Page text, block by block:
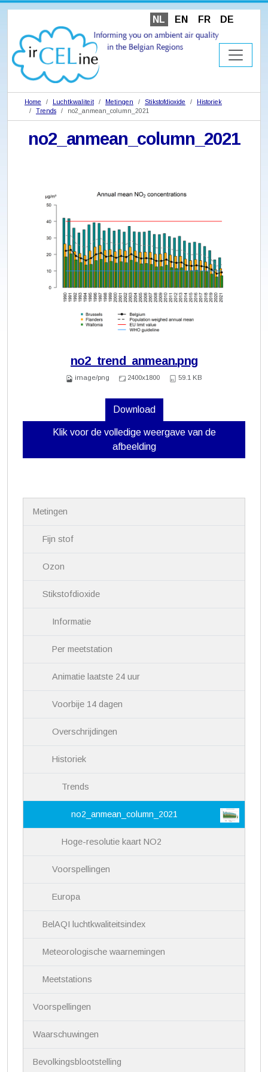
NL EN FR DE
Home Luchtkwaliteit Metingen Stikstofdioxide
Historiek
Trends
no2_anmean_column_2021
no2_anmean_column_2021
no2_trend_anmean.png
image/png 2400x1800 59.1 KB
Download
Klik voor de volledige weergave van de
afbeelding
Metingen
Fijn stof
Ozon
Stikstofdioxide
Informatie
Per meetstation
Animatie laatste 24 uur
Voorbije 14 dagen
Overschrijdingen
Historiek
Trends
no2_anmean_column_2021
Hoge-resolutie kaart NO2
Voorspellingen
Europa
BelAQI luchtkwaliteitsindex
Meteorologische waarnemingen
Meetstations
Voorspellingen
Waarschuwingen
Bevolkingsblootstelling